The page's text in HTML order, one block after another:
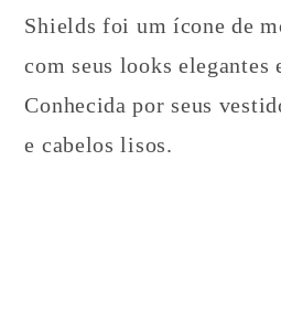
Shields foi um ícone de
com seus looks elegantes
Conhecida por seus
e cabelos lisos.